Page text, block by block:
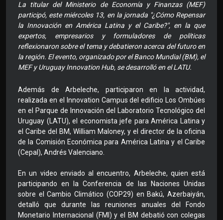
La titular del Ministerio de Economía y Finanzas (MEF)
participó, este miércoles 13, en la jornada "¿Cómo Repensar
la Innovación en América Latina y el Caribe?", en la que
expertos, empresarios y formuladores de políticas
reflexionaron sobre el tema y debatieron acerca del futuro en
la región. El evento, organizado por el Banco Mundial (BM), el
MEF y Uruguay Innovation Hub, se desarrolló en el LATU.
Además de Arbeleche, participaron en la actividad,
realizada en el Innovation Campus del edificio Los Ombúes
en el Parque de Innovación del Laboratorio Tecnológico del
Uruguay (LATU), el economista jefe para América Latina y
el Caribe del BM, William Maloney, y el director de la oficina
de la Comisión Económica para América Latina y el Caribe
(Cepal), Andrés Valenciano.
En un video enviado al encuentro, Arbeleche, quien está
participando en la Conferencia de las Naciones Unidas
sobre el Cambio Climático (COP29) en Bakú, Azerbaiyán,
detalló que durante las reuniones anuales del Fondo
Monetario Internacional (FMI) y el BM debatió con colegas